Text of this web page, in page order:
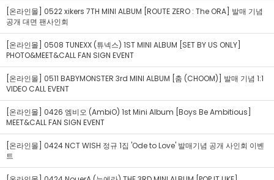
[온라인몰] 0522 xikers 7TH MINI ALBUM [ROUTE ZERO : The ORA] 발매 기념
공개 대면 팬사인회
[온라인몰] 0508 TUNEXX (튜넥스) 1ST MINI ALBUM [SET BY US ONLY]
PHOTO&MEET&CALL FAN SIGN EVENT
[온라인몰] 0511 BABYMONSTER 3rd MINI ALBUM [춤 (CHOOM)] 발매 기념 1:1
VIDEO CALL EVENT
[온라인몰] 0426 엠비오 (AmbiO) 1st Mini Album [Boys Be Ambitious]
MEET&CALL FAN SIGN EVENT
[온라인몰] 0424 NCT WISH 정규 1집 'Ode to Love' 발매기념 공개 사인회 이벤
트